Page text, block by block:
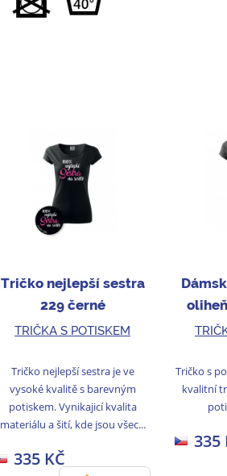
Tričko nejlepší sestra
229 černé
TRIČKA S POTISKEM
Tričko nejlepší sestra je ve
vysoké kvalitě s barevným
potiskem. Vynikajicí kvalita
materiálu a šití, kde jsou všec...
335 KČ
Tričko s
kvalitní
335